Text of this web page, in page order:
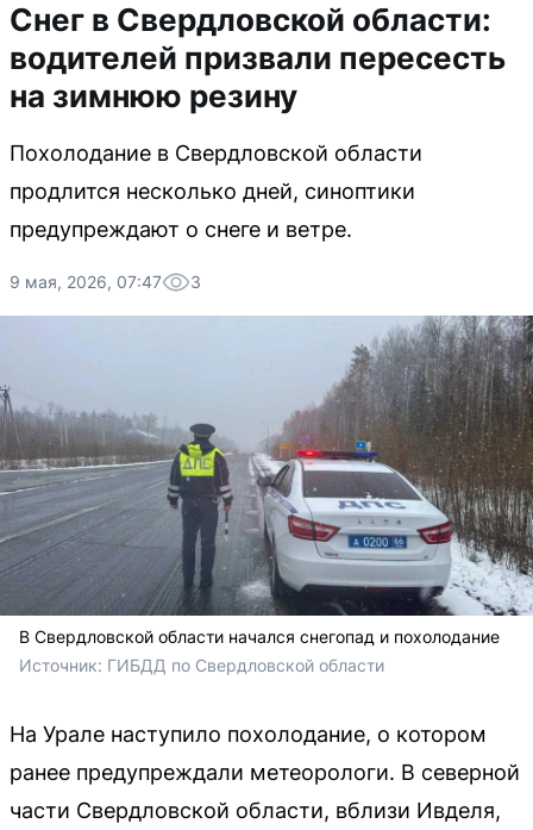
Снег в Свердловской области:
водителей призвали пересесть
на зимнюю резину
Похолодание в Свердловской области
продлится несколько дней, синоптики
предупреждают о снеге и ветре.
9 мая, 2026, 07:47 3
В Свердловской области начался снегопад и похолодание
Источник: ГИБДД по Свердловской области
На Урале наступило похолодание, о котором
ранее предупреждали метеорологи. В северной
части Свердловской области, вблизи Ивделя,